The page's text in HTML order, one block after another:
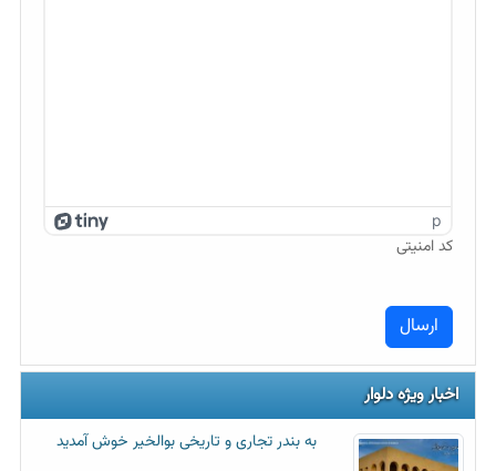
p
کد امنیتی
اخبار ویژه دلوار
به بندر تجاری و تاریخی بوالخیر خوش آمدید